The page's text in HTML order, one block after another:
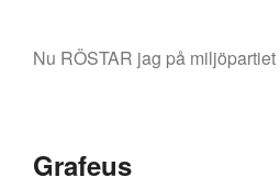
Nu RÖSTAR jag på miljöpartiet
Grafeus